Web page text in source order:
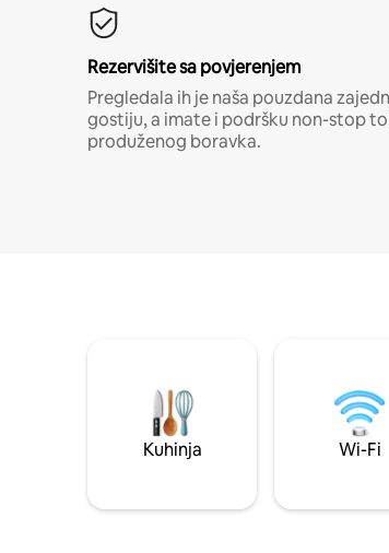
Rezervišite sa povjerenjem
Pregledala ih je naša pouzdana
gostiju, a imate i podršku non-stop
produženog boravka.
Kuhinja Wi-Fi